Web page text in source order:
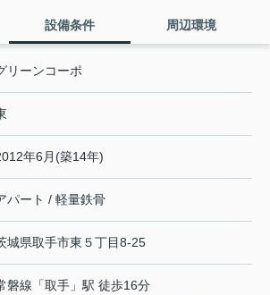
設備条件 周辺環境
リーンコーポ
年6月(築14年)
パート / 軽量鉄骨
城県取手市東 ５丁目8-25
磐線 「取手 」駅 徒歩16分